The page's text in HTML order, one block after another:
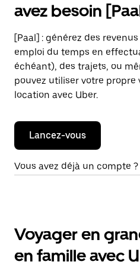
avez besoin
[Paal] : générez des
emploi du temps en
échéant), des trajets, ou
pouvez utiliser votre propre
location avec Uber.
Lancez-vous
Vous avez déjà un compte
Voyager en
en famille avec